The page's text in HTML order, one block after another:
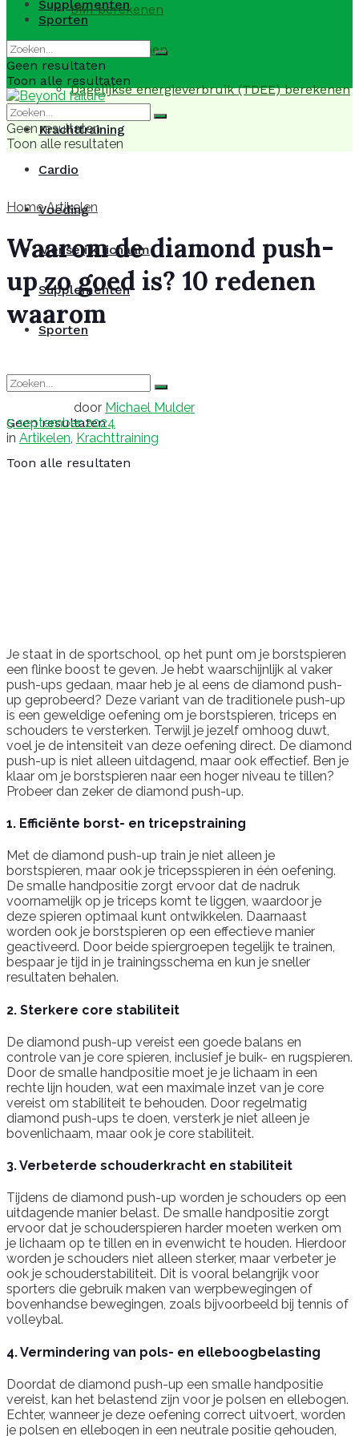
BMI berekenen
BMR berekenen
Dagelijkse energieverbruik (TDEE) berekenen
Krachttraining
Cardio
Voeding
Menselijk lichaam
Supplementen
Sporten
Geen resultaten
Toon alle resultaten
Supplementen
Sporten
Geen resultaten
Toon alle resultaten
Geen resultaten
Toon alle resultaten
Home Artikelen
Waarom de diamond push-
up zo goed is? 10 redenen
waarom
door Michael Mulder
5 september 2024
in Artikelen, Krachttraining
Je staat in de sportschool, op het punt om je borstspieren
een flinke boost te geven. Je hebt waarschijnlijk al vaker
push-ups gedaan, maar heb je al eens de diamond push-
up geprobeerd? Deze variant van de traditionele push-up
is een geweldige oefening om je borstspieren, triceps en
schouders te versterken. Terwijl je jezelf omhoog duwt,
voel je de intensiteit van deze oefening direct. De diamond
push-up is niet alleen uitdagend, maar ook effectief. Ben je
klaar om je borstspieren naar een hoger niveau te tillen?
Probeer dan zeker de diamond push-up.
1. Efficiënte borst- en tricepstraining
Met de diamond push-up train je niet alleen je
borstspieren, maar ook je tricepsspieren in één oefening.
De smalle handpositie zorgt ervoor dat de nadruk
voornamelijk op je triceps komt te liggen, waardoor je
deze spieren optimaal kunt ontwikkelen. Daarnaast
worden ook je borstspieren op een effectieve manier
geactiveerd. Door beide spiergroepen tegelijk te trainen,
bespaar je tijd in je trainingsschema en kun je sneller
resultaten behalen.
2. Sterkere core stabiliteit
De diamond push-up vereist een goede balans en
controle van je core spieren, inclusief je buik- en rugspieren.
Door de smalle handpositie moet je je lichaam in een
rechte lijn houden, wat een maximale inzet van je core
vereist om stabiliteit te behouden. Door regelmatig
diamond push-ups te doen, versterk je niet alleen je
bovenlichaam, maar ook je core stabiliteit.
3. Verbeterde schouderkracht en stabiliteit
Tijdens de diamond push-up worden je schouders op een
uitdagende manier belast. De smalle handpositie zorgt
ervoor dat je schouderspieren harder moeten werken om
je lichaam op te tillen en in evenwicht te houden. Hierdoor
worden je schouders niet alleen sterker, maar verbeter je
ook je schouderstabiliteit. Dit is vooral belangrijk voor
sporters die gebruik maken van werpbewegingen of
bovenhandse bewegingen, zoals bijvoorbeeld bij tennis of
volleybal.
4. Vermindering van pols- en elleboogbelasting
Doordat de diamond push-up een smalle handpositie
vereist, kan het belastend zijn voor je polsen en ellebogen.
Echter, wanneer je deze oefening correct uitvoert, worden
je polsen en ellebogen in een neutrale positie gehouden,